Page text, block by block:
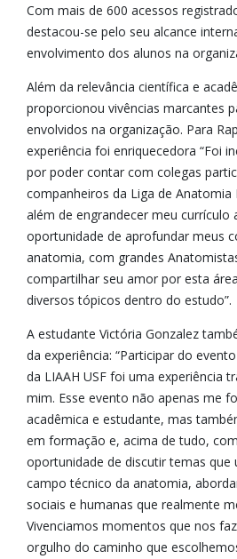
Com mais de 600 acessos
destacou-se pelo seu alcance
envolvimento dos alunos na
Além da relevância científica e
proporcionou vivências marcantes
envolvidos na organização. Para
experiência foi enriquecedora “Foi
por poder contar com colegas
companheiros da Liga de Anatomia
além de engrandecer meu currículo
oportunidade de aprofundar meus
anatomia, com grandes
compartilhar seu amor por esta
diversos tópicos dentro do estudo”.
A estudante Victória Gonzalez
da experiência: “Participar do
da LIAAH USF foi uma experiência
mim. Esse evento não apenas me
acadêmica e estudante, mas
em formação e, acima de tudo,
oportunidade de discutir temas que
campo técnico da anatomia,
sociais e humanas que realmente
Vivenciamos momentos que nos
orgulho do caminho que